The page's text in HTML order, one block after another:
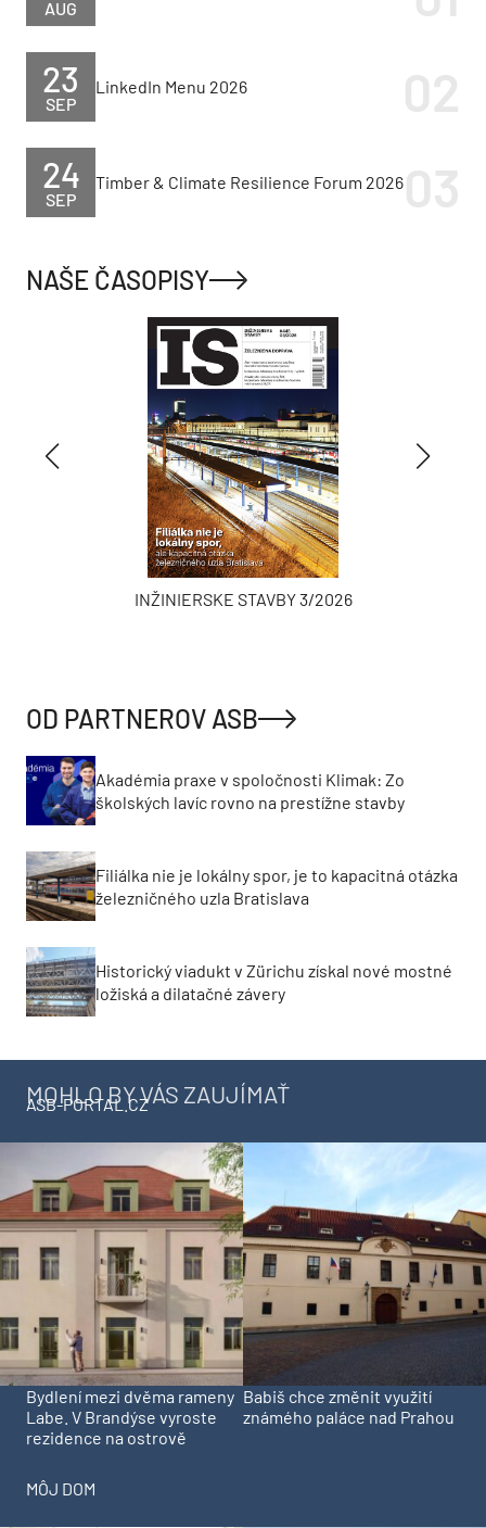
AUG
SEP
23 LinkedIn Menu 2026
SEP
24 Timber & Climate Resilience Forum 2026
NAŠE ČASOPISY
INŽINIERSKE STAVBY 3/2026
OD PARTNEROV ASB
Akadémia praxe v spoločnosti Klimak: Zo
školských lavíc rovno na prestížne stavby
Filiálka nie je lokálny spor, je to kapacitná otázka
železničného uzla Bratislava
Historický viadukt v Zürichu získal nové mostné
ložiská a dilatačné závery
MOHLO BY VÁS ZAUJÍMAŤ
ASB-PORTAL.CZ
Bydlení mezi dvěma rameny
Labe. V Brandýse vyroste
rezidence na ostrově
Babiš chce změnit využití
známého paláce nad Prahou
MÔJ DOM